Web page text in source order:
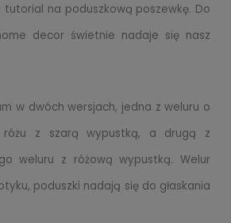
tutorial na poduszkową poszewkę. Do
decor świetnie nadaje się nasz
w dwóch wersjach, jedna z weluru o
różu z szarą wypustką, a drugą z
weluru z różową wypustką. Welur
poduszki nadają się do głaskania